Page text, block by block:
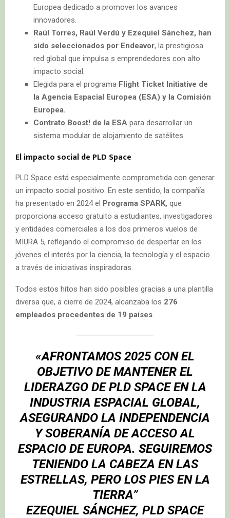
Europea dedicado a promover los avances
innovadores.
Raúl Torres, Raúl Verdú y Ezequiel Sánchez, han
sido seleccionados por Endeavor, la prestigiosa
red global que impulsa s emprendedores con alto
impacto social.
Elegida para el programa Flight Ticket Initiative de
la Agencia Espacial Europea (ESA) y la Comisión
Europea.
Contrato Boost! de la ESA para desarrollar un
sistema modular de alojamiento de satélites.
El impacto social de PLD Space
PLD Space está especialmente comprometida con generar
un impacto social positivo. En este sentido, la compañía
ha presentado en 2024 el Programa SPARK, que
proporciona acceso gratuito a estudiantes, investigadores
y entidades comerciales a los dos primeros vuelos de
MIURA 5, reflejando el compromiso de despertar en los
jóvenes el interés por la ciencia, la tecnología y el espacio
a través de iniciativas inspiradoras.
Todos estos hitos han sido posibles gracias a una plantilla
diversa que, a cierre de 2024, alcanzaba los 276
empleados procedentes de 19 países
«AFRONTAMOS 2025 CON EL
OBJETIVO DE MANTENER EL
LIDERAZGO DE PLD SPACE EN LA
INDUSTRIA ESPACIAL GLOBAL,
ASEGURANDO LA INDEPENDENCIA
Y SOBERANÍA DE ACCESO AL
ESPACIO DE EUROPA. SEGUIREMOS
TENIENDO LA CABEZA EN LAS
ESTRELLAS, PERO LOS PIES EN LA
TIERRA”
EZEQUIEL SÁNCHEZ, PLD SPACE